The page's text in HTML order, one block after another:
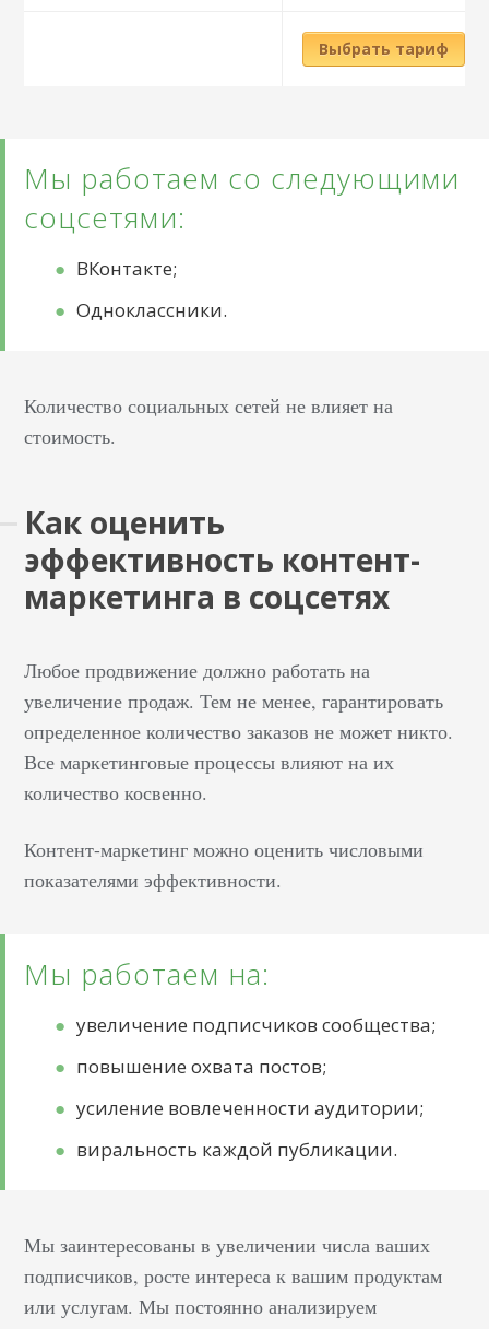
Выбрать тариф
Мы работаем со следующими
соцсетями:
ВКонтакте;
Одноклассники.
Количество социальных сетей не влияет на
стоимость.
Как оценить
эффективность контент-
маркетинга в соцсетях
Любое продвижение должно работать на
увеличение продаж. Тем не менее, гарантировать
определенное количество заказов не может никто.
Все маркетинговые процессы влияют на их
количество косвенно.
Контент-маркетинг можно оценить числовыми
показателями эффективности.
Мы работаем на:
увеличение подписчиков сообщества;
повышение охвата постов;
усиление вовлеченности аудитории;
виральность каждой публикации.
Мы заинтересованы в увеличении числа ваших
подписчиков, росте интереса к вашим продуктам
или услугам. Мы постоянно анализируем